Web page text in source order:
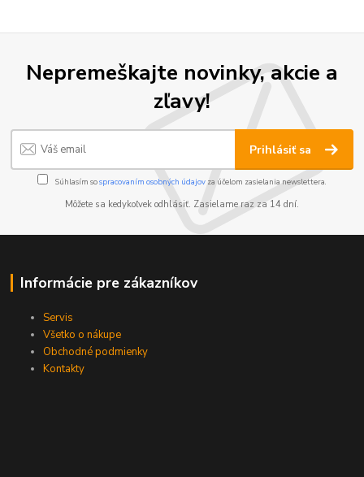
Nepremeškajte novinky, akcie a
zľavy!
Prihlásiť sa
Súhlasím sospracovaním osobných údajov za účelom zasielania newslettera.
Môžete sa kedykoľvek odhlásiť. Zasielame raz za 14 dní.
Informácie pre zákazníkov
Servis
Všetko o nákupe
Obchodné podmienky
Kontakty